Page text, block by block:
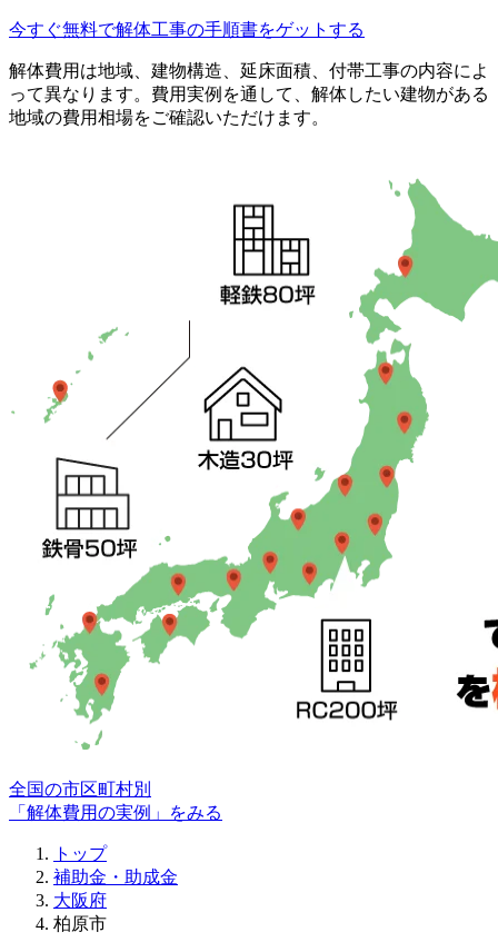
今すぐ無料で解体工事の手順書をゲットする
解体費用は地域、建物構造、延床面積、付帯工事の内容によ
って異なります。費用実例を通して、解体したい建物がある
地域の費用相場をご確認いただけます。
全国の市区町村別
「解体費用の実例」をみる
トップ
補助金・助成金
大阪府
柏原市